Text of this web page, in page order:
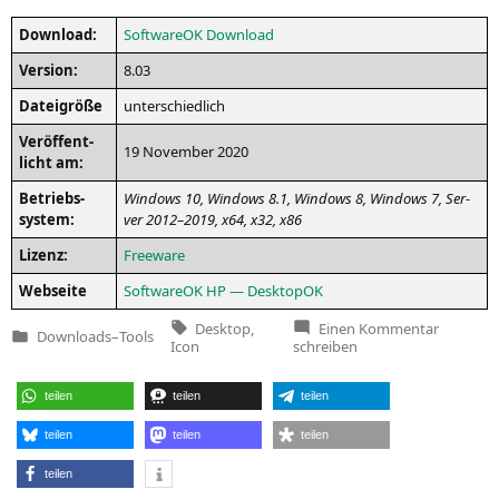
Down­load:
Soft­wareOK Download
Ver­si­on:
8.03
Datei­grö­ße
unter­schied­lich
Ver­öf­fent­
licht am:
19 Novem­ber 2020
Betriebs­
sys­tem:
Win­dows 10, Win­dows 8.1, Win­dows 8, Win­dows 7, Ser­
ver 2012–2019, x64, x32, x86
Lizenz:
Free­ware
Web­sei­te
Soft­wareOK HP— DesktopOK
Veröffentlicht
Downloads–Tools
Tags:
Desktop
Icon
Einen Kommentarzu
schreiben
teilen teilen teilen
teilen teilen teilen
teilen